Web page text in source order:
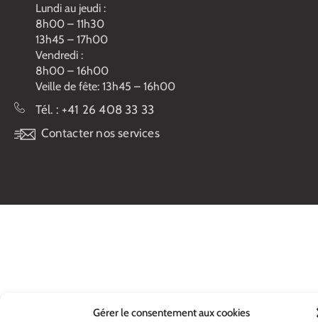
Gérer le consentement aux cookies
Lundi au jeudi :
8h00 – 11h30
13h45 – 17h00
Vendredi :
8h00 – 16h00
Veille de fête: 13h45 – 16h00
Tél. : +41 26 408 33 33
Contacter nos services